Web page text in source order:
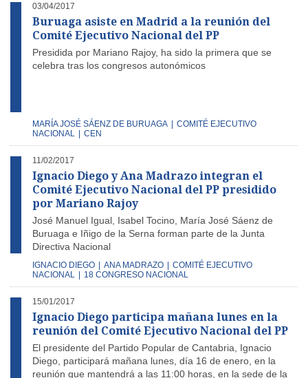
03/04/2017
Buruaga asiste en Madrid a la reunión del
Comité Ejecutivo Nacional del PP
Presidida por Mariano Rajoy, ha sido la primera que se
celebra tras los congresos autonómicos
MARÍA JOSÉ SÁENZ DE BURUAGA
COMITÉ EJECUTIVO
NACIONAL
CEN
11/02/2017
Ignacio Diego y Ana Madrazo integran el
Comité Ejecutivo Nacional del PP presidido
por Mariano Rajoy
José Manuel Igual, Isabel Tocino, María José Sáenz de
Buruaga e Iñigo de la Serna forman parte de la Junta
Directiva Nacional
IGNACIO DIEGO ANA MADRAZO
COMITÉ EJECUTIVO
NACIONAL
18 CONGRESO NACIONAL
15/01/2017
Ignacio Diego participa mañana lunes en la
reunión del Comité Ejecutivo Nacional del PP
El presidente del Partido Popular de Cantabria, Ignacio
Diego, participará mañana lunes, día 16 de enero, en la
reunión que mantendrá a las 11:00 horas, en la sede de la